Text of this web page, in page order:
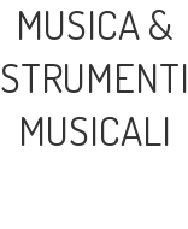
MUSICA &
STRUMENTI
MUSICALI